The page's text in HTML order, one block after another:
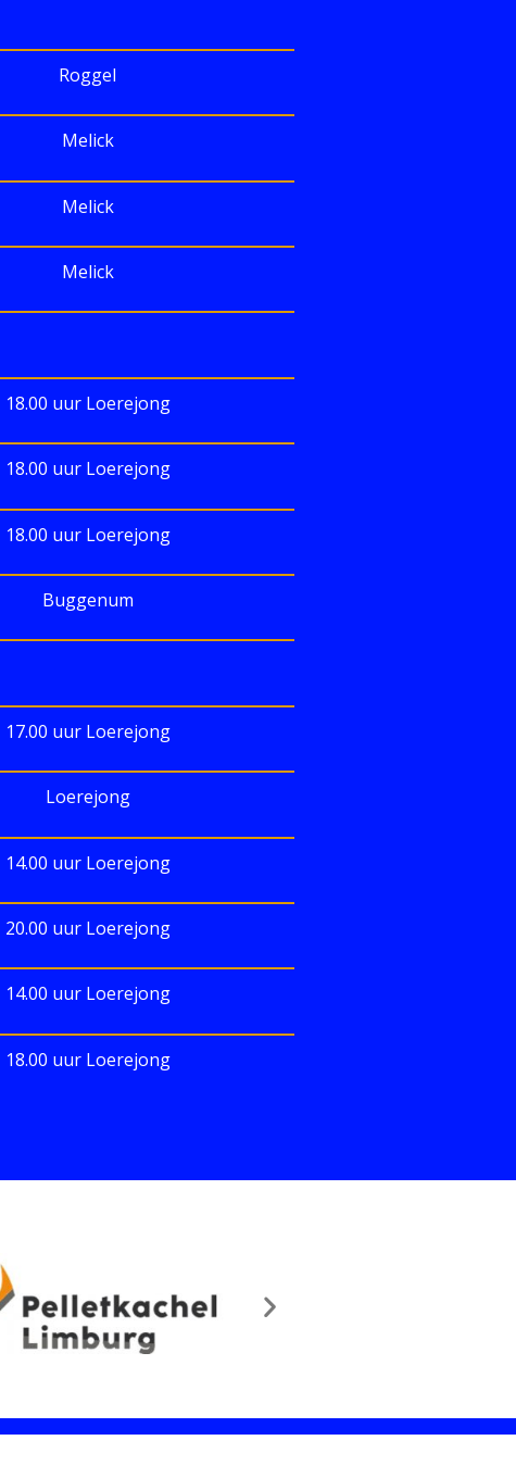
Roggel
Melick
Melick
Melick
18.00 uur Loerejong
18.00 uur Loerejong
18.00 uur Loerejong
Buggenum
17.00 uur Loerejong
Loerejong
14.00 uur Loerejong
20.00 uur Loerejong
14.00 uur Loerejong
18.00 uur Loerejong